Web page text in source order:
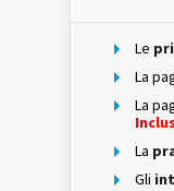
Le
La
La
La
Gli